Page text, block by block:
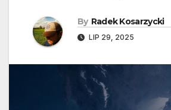
By Radek Kosarzycki
LIP 29, 2025